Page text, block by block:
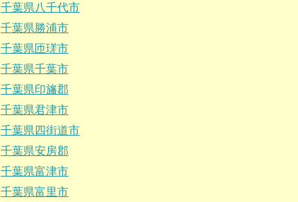
千葉県八千代市
千葉県勝浦市
千葉県匝瑳市
千葉県千葉市
千葉県印旛郡
千葉県君津市
千葉県四街道市
千葉県安房郡
千葉県富津市
千葉県富里市